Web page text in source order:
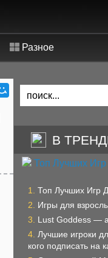
Разное
В
Топ Лучших Игр
Игры для
Lust Goddess —
Лучшие игроки
кого подписать на